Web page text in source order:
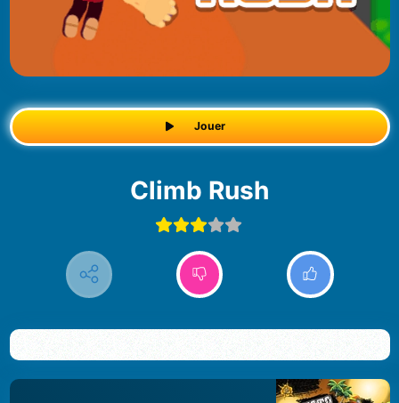
Jouer
Climb Rush